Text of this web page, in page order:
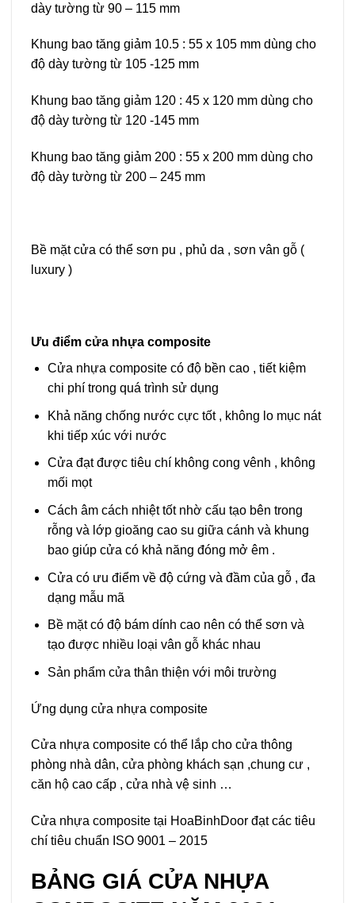
dày tường từ 90 – 115 mm
Khung bao tăng giảm 10.5 : 55 x 105 mm dùng cho
độ dày tường từ 105 -125 mm
Khung bao tăng giảm 120 : 45 x 120 mm dùng cho
độ dày tường từ 120 -145 mm
Khung bao tăng giảm 200 : 55 x 200 mm dùng cho
độ dày tường từ 200 – 245 mm
Bề mặt cửa có thể sơn pu , phủ da , sơn vân gỗ (
luxury )
Ưu điểm cửa nhựa composite
Cửa nhựa composite có độ bền cao , tiết kiệm
chi phí trong quá trình sử dụng
Khả năng chống nước cực tốt , không lo mục nát
khi tiếp xúc với nước
Cửa đạt được tiêu chí không cong vênh , không
mối mọt
Cách âm cách nhiệt tốt nhờ cấu tạo bên trong
rỗng và lớp gioăng cao su giữa cánh và khung
bao giúp cửa có khả năng đóng mở êm .
Cửa có ưu điểm về độ cứng và đầm của gỗ , đa
dạng mẫu mã
Bề mặt có độ bám dính cao nên có thể sơn và
tạo được nhiều loại vân gỗ khác nhau
Sản phẩm cửa thân thiện với môi trường
Ứng dụng cửa nhựa composite
Cửa nhựa composite có thể lắp cho cửa thông
phòng nhà dân, cửa phòng khách sạn ,chung cư ,
căn hộ cao cấp , cửa nhà vệ sinh …
Cửa nhựa composite tại HoaBinhDoor đạt các tiêu
chí tiêu chuẩn ISO 9001 – 2015
BẢNG GIÁ CỬA NHỰA